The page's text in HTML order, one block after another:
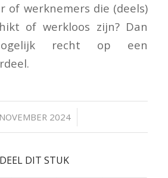
of werknemers die (deels)
of werkloos zijn? Dan
recht op een
2024
/
DEEL DIT STUK